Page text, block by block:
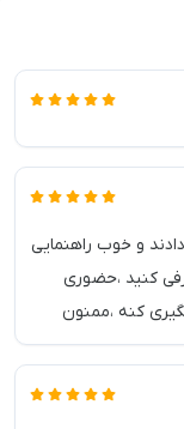
و خوب راهنمایی
کنید ،حضوری
کنه ،ممنون